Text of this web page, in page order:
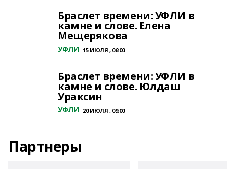
Браслет времени: УФЛИ в
камне и слове. Елена
Мещерякова
УФЛИ 15 ИЮЛЯ , 06:00
Браслет времени: УФЛИ в
камне и слове. Юлдаш
Ураксин
УФЛИ 20 ИЮЛЯ , 09:00
Партнеры